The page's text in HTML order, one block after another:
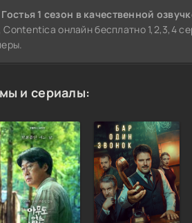
1 сезон в качественной
онлайн бесплатно 1,2,3,4
и сериалы: